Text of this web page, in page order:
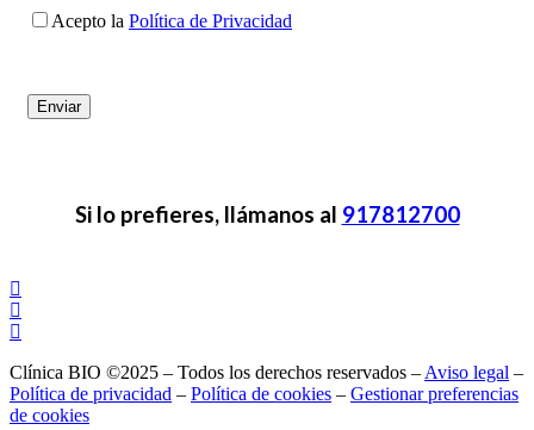
Acepto la Política de Privacidad
Si lo prefieres, llámanos al 917812700
Clínica BIO ©2025 – Todos los derechos reservados – Aviso legal –
Política de privacidad – Política de cookies – Gestionar preferencias
de cookies